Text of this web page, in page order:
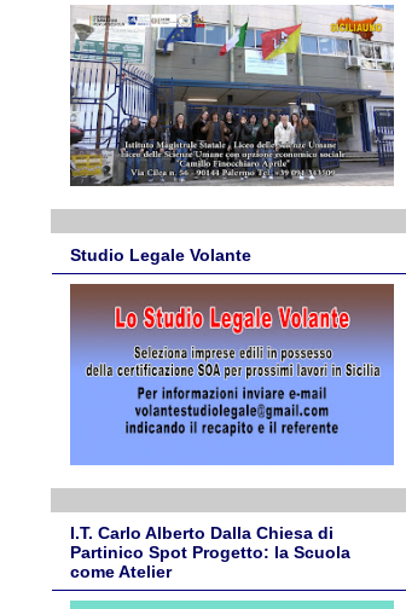
Studio Legale Volante
I.T. Carlo Alberto Dalla Chiesa di
Partinico Spot Progetto: la Scuola
come Atelier